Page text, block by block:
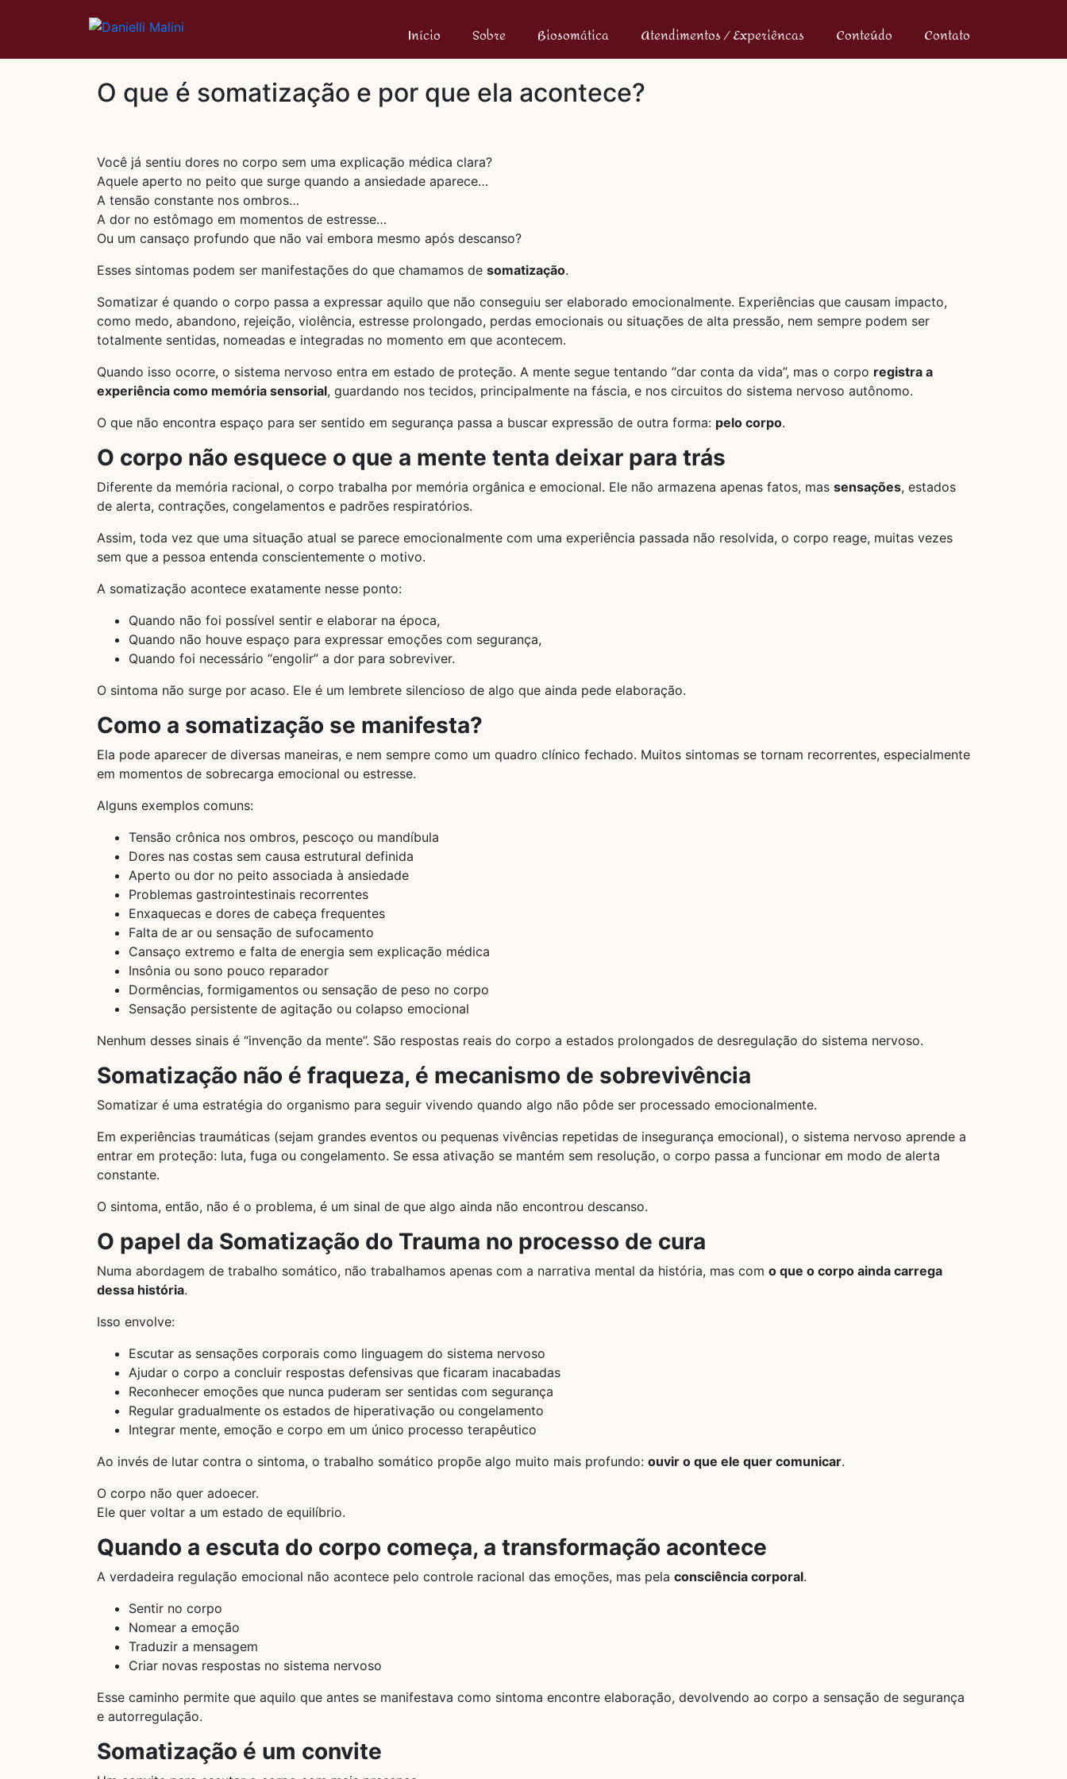
Início Sobre Biosomática Atendimentos / Experiêncas Conteúdo Contato
O que é somatização e por que ela acontece?
Você já sentiu dores no corpo sem uma explicação médica clara?
Aquele aperto no peito que surge quando a ansiedade aparece…
A tensão constante nos ombros…
A dor no estômago em momentos de estresse…
Ou um cansaço profundo que não vai embora mesmo após descanso?
Esses sintomas podem ser manifestações do que chamamos de somatização.
Somatizar é quando o corpo passa a expressar aquilo que não conseguiu ser elaborado emocionalmente. Experiências que causam impacto,
como medo, abandono, rejeição, violência, estresse prolongado, perdas emocionais ou situações de alta pressão, nem sempre podem ser
totalmente sentidas, nomeadas e integradas no momento em que acontecem.
Quando isso ocorre, o sistema nervoso entra em estado de proteção. A mente segue tentando “dar conta da vida”, mas o corpo registra a
experiência como memória sensorial, guardando nos tecidos, principalmente na fáscia, e nos circuitos do sistema nervoso autônomo.
O que não encontra espaço para ser sentido em segurança passa a buscar expressão de outra forma: pelo corpo.
O corpo não esquece o que a mente tenta deixar para trás
Diferente da memória racional, o corpo trabalha por memória orgânica e emocional. Ele não armazena apenas fatos, mas sensações, estados
de alerta, contrações, congelamentos e padrões respiratórios.
Assim, toda vez que uma situação atual se parece emocionalmente com uma experiência passada não resolvida, o corpo reage, muitas vezes
sem que a pessoa entenda conscientemente o motivo.
A somatização acontece exatamente nesse ponto:
Quando não foi possível sentir e elaborar na época,
Quando não houve espaço para expressar emoções com segurança,
Quando foi necessário “engolir” a dor para sobreviver.
O sintoma não surge por acaso. Ele é um lembrete silencioso de algo que ainda pede elaboração.
Como a somatização se manifesta?
Ela pode aparecer de diversas maneiras, e nem sempre como um quadro clínico fechado. Muitos sintomas se tornam recorrentes, especialmente
em momentos de sobrecarga emocional ou estresse.
Alguns exemplos comuns:
Tensão crônica nos ombros, pescoço ou mandíbula
Dores nas costas sem causa estrutural definida
Aperto ou dor no peito associada à ansiedade
Problemas gastrointestinais recorrentes
Enxaquecas e dores de cabeça frequentes
Falta de ar ou sensação de sufocamento
Cansaço extremo e falta de energia sem explicação médica
Insônia ou sono pouco reparador
Dormências, formigamentos ou sensação de peso no corpo
Sensação persistente de agitação ou colapso emocional
Nenhum desses sinais é “invenção da mente”. São respostas reais do corpo a estados prolongados de desregulação do sistema nervoso.
Somatização não é fraqueza, é mecanismo de sobrevivência
Somatizar é uma estratégia do organismo para seguir vivendo quando algo não pôde ser processado emocionalmente.
Em experiências traumáticas (sejam grandes eventos ou pequenas vivências repetidas de insegurança emocional), o sistema nervoso aprende a
entrar em proteção: luta, fuga ou congelamento. Se essa ativação se mantém sem resolução, o corpo passa a funcionar em modo de alerta
constante.
O sintoma, então, não é o problema, é um sinal de que algo ainda não encontrou descanso.
O papel da Somatização do Trauma no processo de cura
Numa abordagem de trabalho somático, não trabalhamos apenas com a narrativa mental da história, mas com o que o corpo ainda carrega
dessa história.
Isso envolve:
Escutar as sensações corporais como linguagem do sistema nervoso
Ajudar o corpo a concluir respostas defensivas que ficaram inacabadas
Reconhecer emoções que nunca puderam ser sentidas com segurança
Regular gradualmente os estados de hiperativação ou congelamento
Integrar mente, emoção e corpo em um único processo terapêutico
Ao invés de lutar contra o sintoma, o trabalho somático propõe algo muito mais profundo: ouvir o que ele quer comunicar.
O corpo não quer adoecer.
Ele quer voltar a um estado de equilíbrio.
Quando a escuta do corpo começa, a transformação acontece
A verdadeira regulação emocional não acontece pelo controle racional das emoções, mas pela consciência corporal.
Sentir no corpo
Nomear a emoção
Traduzir a mensagem
Criar novas respostas no sistema nervoso
Esse caminho permite que aquilo que antes se manifestava como sintoma encontre elaboração, devolvendo ao corpo a sensação de segurança
e autorregulação.
Somatização é um convite